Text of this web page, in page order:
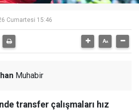
Cumartesi 15:46
Muhabir
transfer çalışmaları hız